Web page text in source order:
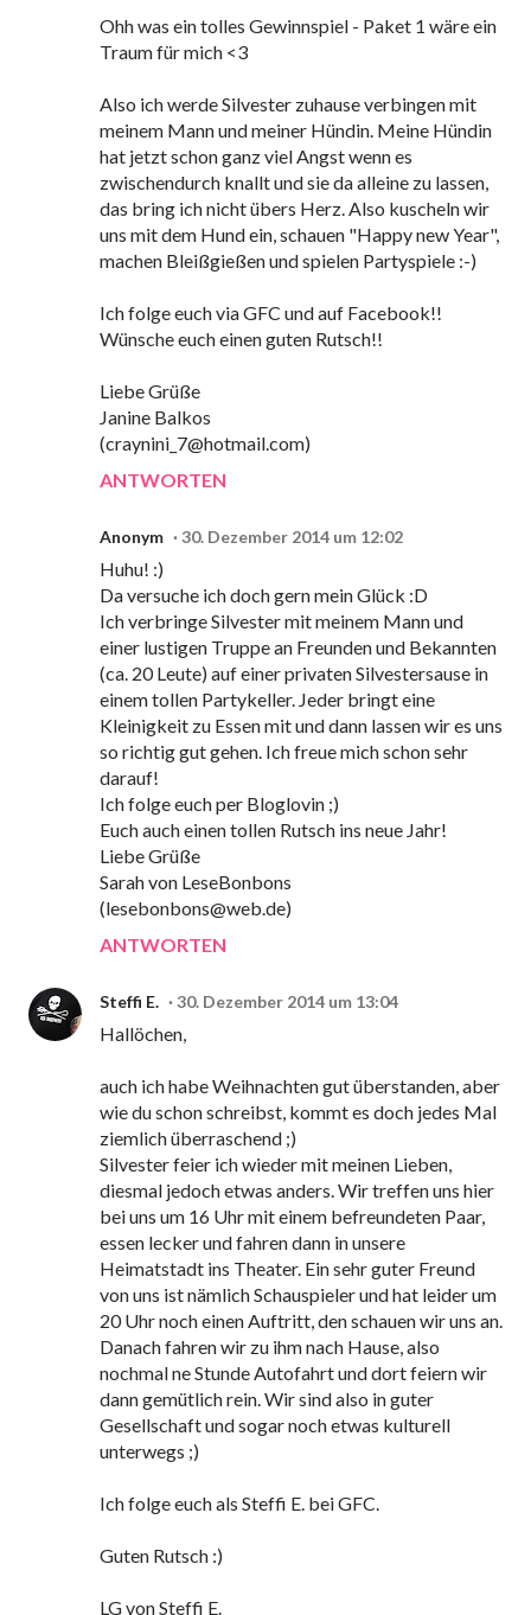
Ohh was ein tolles Gewinnspiel - Paket 1 wäre ein
Traum für mich <3
Also ich werde Silvester zuhause verbingen mit
meinem Mann und meiner Hündin. Meine Hündin
hat jetzt schon ganz viel Angst wenn es
zwischendurch knallt und sie da alleine zu lassen,
das bring ich nicht übers Herz. Also kuscheln wir
uns mit dem Hund ein, schauen "Happy new Year",
machen Bleißgießen und spielen Partyspiele :-)
Ich folge euch via GFC und auf Facebook!!
Wünsche euch einen guten Rutsch!!
Liebe Grüße
Janine Balkos
(craynini_7@hotmail.com)
ANTWORTEN
Anonym 30. Dezember 2014 um 12:02
Huhu! :)
Da versuche ich doch gern mein Glück :D
Ich verbringe Silvester mit meinem Mann und
einer lustigen Truppe an Freunden und Bekannten
(ca. 20 Leute) auf einer privaten Silvestersause in
einem tollen Partykeller. Jeder bringt eine
Kleinigkeit zu Essen mit und dann lassen wir es uns
so richtig gut gehen. Ich freue mich schon sehr
darauf!
Ich folge euch per Bloglovin ;)
Euch auch einen tollen Rutsch ins neue Jahr!
Liebe Grüße
Sarah von LeseBonbons
(lesebonbons@web.de)
ANTWORTEN
Steffi E. 30. Dezember 2014 um 13:04
Hallöchen,
auch ich habe Weihnachten gut überstanden, aber
wie du schon schreibst, kommt es doch jedes Mal
ziemlich überraschend ;)
Silvester feier ich wieder mit meinen Lieben,
diesmal jedoch etwas anders. Wir treffen uns hier
bei uns um 16 Uhr mit einem befreundeten Paar,
essen lecker und fahren dann in unsere
Heimatstadt ins Theater. Ein sehr guter Freund
von uns ist nämlich Schauspieler und hat leider um
20 Uhr noch einen Auftritt, den schauen wir uns an.
Danach fahren wir zu ihm nach Hause, also
nochmal ne Stunde Autofahrt und dort feiern wir
dann gemütlich rein. Wir sind also in guter
Gesellschaft und sogar noch etwas kulturell
unterwegs ;)
Ich folge euch als Steffi E. bei GFC.
Guten Rutsch :)
LG von Steffi E.